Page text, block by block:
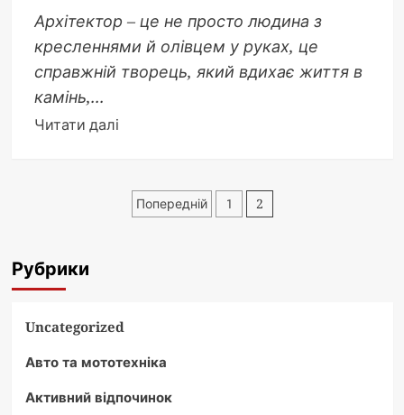
Архітектор – це не просто людина з
кресленнями й олівцем у руках, це
справжній творець, який вдихає життя в
камінь,...
Читати даліДокладніше
що
робить
краси
Пагінація
Попередній 1 2
Рубрики
Uncategorized
Авто та мототехніка
Активний відпочинок